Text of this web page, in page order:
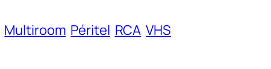
Multiroom Péritel RCA VHS